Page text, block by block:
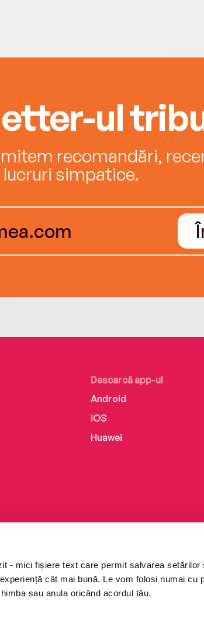
- mici fișiere text care permit salvarea setărilor
cât mai bună. Le vom folosi numai cu
sau anula oricând acordul tău.
ul
recomandări,
lucruri simpatice.
Descarcă app-ul
Android
iOS
Huawei